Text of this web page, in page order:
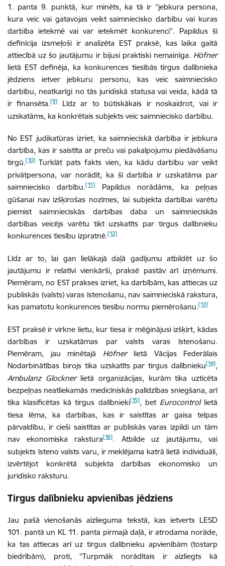
1. panta 9. punktā, kur minēts, ka tā ir “jebkura persona,
kura veic vai gatavojas veikt saimniecisko darbību vai kuras
darbība ietekmē vai var ietekmēt konkurenci”. Papildus šī
definīcija izsmeļoši ir analizēta EST praksē, kas laika gaitā
attiecībā uz šo jautājumu ir bijusi praktiski nemainīga. Höfner
lietā EST definēja, ka konkurences tiesībās tirgus dalībnieka
jēdziens ietver jebkuru personu, kas veic saimniecisko
darbību, neatkarīgi no tās juridiskā statusa vai veida, kādā tā
ir finansēta.[9]
Līdz ar to būtiskākais ir noskaidrot, vai ir
uzskatāms, ka konkrētais subjekts veic saimniecisko darbību.
No EST judikatūras izriet, ka saimnieciskā darbība ir jebkura
darbība, kas ir saistīta ar preču vai pakalpojumu piedāvāšanu
tirgū.[10] Turklāt pats fakts vien, ka kādu darbību var veikt
privātpersona, var norādīt, ka šī darbība ir uzskatāma par
saimniecisko darbību.[11]
Papildus norādāms, ka peļņas
gūšanai nav izšķirošas nozīmes, lai subjekta darbībai varētu
piemist saimnieciskās darbības daba un saimnieciskās
darbības veicējs varētu tikt uzskatīts par tirgus dalībnieku
konkurences tiesību izpratnē.[12]
Līdz ar to, lai gan lielākajā daļā gadījumu atbildēt uz šo
jautājumu ir relatīvi vienkārši, praksē pastāv arī izņēmumi.
Piemēram, no EST prakses izriet, ka darbībām, kas attiecas uz
publiskās (valsts) varas īstenošanu, nav saimnieciskā rakstura,
kas pamatotu konkurences tiesību normu piemērošanu.[13]
EST praksē ir virkne lietu, kur tiesa ir mēģinājusi izšķirt, kādas
darbības ir uzskatāmas par valsts varas īstenošanu.
Piemēram, jau minētajā Höfnerlietā Vācijas Federālais
Nodarbinātības birojs tika uzskatīts par tirgus dalībnieku[14],
Ambulanz Glocknerlietā organizācijas, kurām tika uzticēta
bezpeļņas neatliekamās medicīniskās palīdzības sniegšana, arī
tika klasificētas kā tirgus dalībnieki[15], bet Eurocontrollietā
tiesa lēma, ka darbības, kas ir saistītas ar gaisa telpas
pārvaldību, ir cieši saistītas ar publiskās varas izpildi un tām
nav ekonomiska rakstura[16]. Atbilde uz jautājumu, vai
subjekts īsteno valsts varu, ir meklējama katrā lietā individuāli,
izvērtējot konkrētā subjekta darbības ekonomisko un
juridisko raksturu.
Tirgus dalībnieku apvienības jēdziens
Jau pašā vienošanās aizlieguma tekstā, kas ietverts LESD
101. pantā un KL 11. panta pirmajā daļā, ir atrodama norāde,
ka tas attiecas arī uz tirgus dalībnieku apvienībām (tostarp
biedrībām), proti, “Turpmāk norādītais ir aizliegts kā